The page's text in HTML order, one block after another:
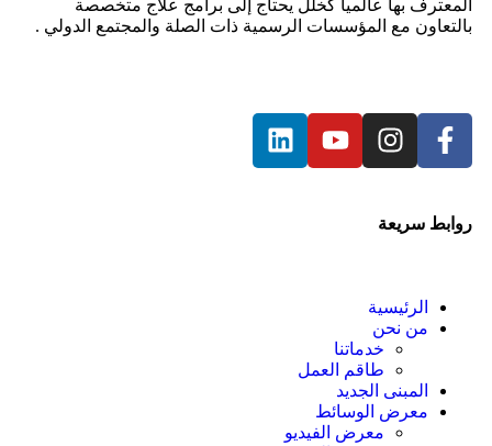
المعترف بها عالميا كخلل يحتاج إلى برامج علاج متخصصة
بالتعاون مع المؤسسات الرسمية ذات الصلة والمجتمع الدولي .
روابط سريعة
الرئيسية
من نحن
خدماتنا
طاقم العمل
المبنى الجديد
معرض الوسائط
معرض الفيديو